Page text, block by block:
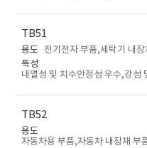
TB51
용도
전기전자 부품,세탁기 내
특성
내열성 및 치수안정성 우수,강성
TB52
용도
자동차용 부품,자동차 내장재